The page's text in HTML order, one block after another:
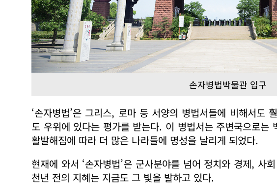
손자병법박물관 입구
‘손자병법’은 그리스, 로마 등 서양의 병법서들에 비해서도
도 우위에 있다는 평가를 받는다. 이 병법서는 주변국으로는
활발해짐에 따라 더 많은 나라들에 명성을 날리게 되었다.
현재에 와서 ‘손자병법’은 군사분야를 넘어 정치와 경제, 사
천년 전의 지혜는 지금도 그 빛을 발하고 있다.